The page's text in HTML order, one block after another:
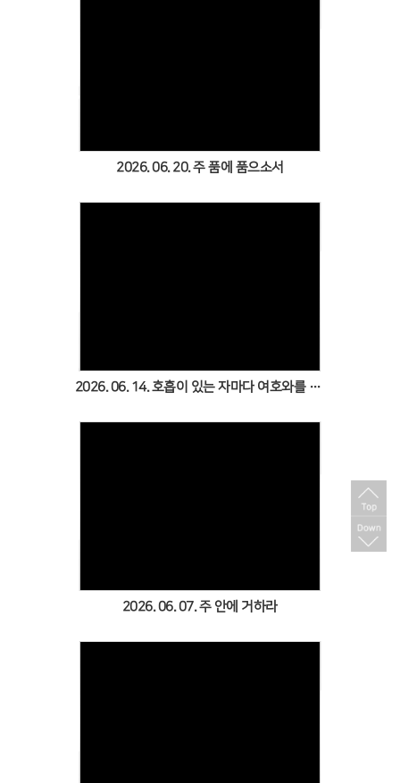
2026. 06. 20. 주 품에 품으소서
2026. 06. 14. 호흡이 있는 자마다 여호와를 찬양하라(복음송대회)
2026. 06. 07. 주 안에 거하라